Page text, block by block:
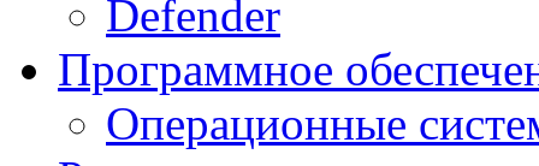
Defender
Программное
Операционные